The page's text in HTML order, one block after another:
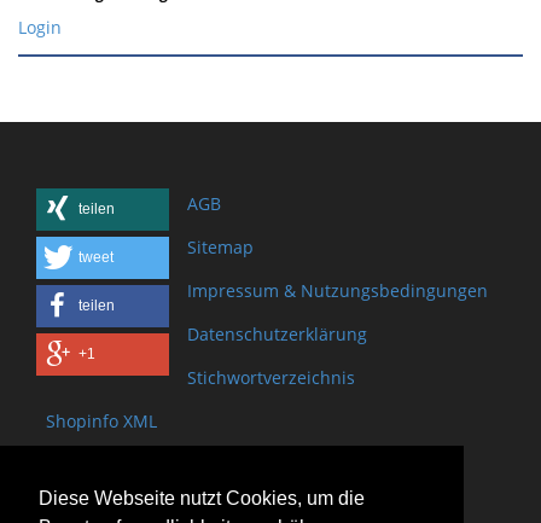
Diese Webseite nutzt Cookies, um die
Login
teilen
tweet
teilen
+1
AGB
Sitemap
Impressum & Nutzungsbedingungen
Datenschutzerklärung
Stichwortverzeichnis
Shopinfo XML
Bischof-Brand Straße 2